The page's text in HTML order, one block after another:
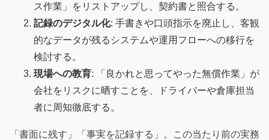
ス作業」をリストアップし、契約書と照合する。
記録のデジタル化: 手書きや口頭指示を廃止し、客観
的なデータが残るシステムや運用フローへの移行を
検討する。
現場への教育: 「良かれと思ってやった無償作業」が
会社をリスクに晒すことを、ドライバーや倉庫担当
者に周知徹底する。
「書面に残す」「事実を記録する」。この当たり前の実務